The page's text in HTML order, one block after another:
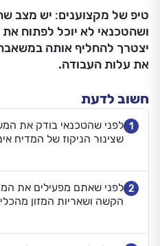
טיפ של מקצוענים: יש מצב
ושהטכנאי לא יוכל לפתוח
יצטרך להחליף אותה
את עלות העבודה.
חשוב לדעת
1 לפני שהטכנאי בודק את
שצינור הניקוז של המדיח
2 לפני שאתם מפעילים את
הקשה ושאריות המזון